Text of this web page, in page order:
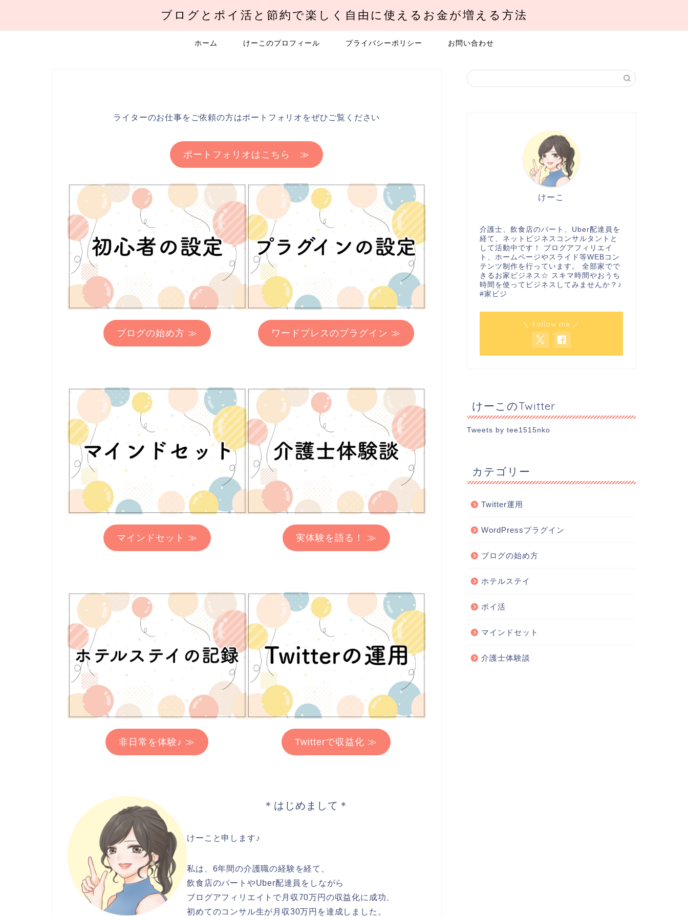
ブログとポイ活と節約で楽しく自由に使えるお金が増える方法
ホーム けーこのプロフィール プライバシーポリシー お問い合わせ
ライターのお仕事をご依頼の方はポートフォリオをぜひご覧ください
ポートフォリオはこちら ≫
ブログの始め方 ≫ ワードプレスのプラグイン ≫
マインドセット ≫ 実体験を語る！ ≫
非日常を体験♪ ≫ Twitterで収益化 ≫
＊はじめまして＊
けーこと申します♪
私は、6年間の介護職の経験を経て、
飲食店のパートやUber配達員をしながら
ブログアフィリエイトで月収70万円の収益化に成功、
初めてのコンサル生が月収30万円を達成しました。
けーこ
介護士、飲食店のパート、Uber配達員を
経て、ネットビジネスコンサルタントと
して活動中です！ ブログアフィリエイ
ト、ホームページやスライド等WEBコン
テンツ制作を行っています。 全部家でで
きるお家ビジネス☆ スキマ時間やおうち
時間を使ってビジネスしてみませんか？♪
#家ビジ
＼ Follow me ／
けーこのTwitter
Tweets by tee1515nko
カテゴリー
Twitter運用
WordPressプラグイン
ブログの始め方
ホテルステイ
ポイ活
マインドセット
介護士体験談